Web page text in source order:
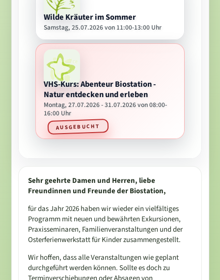
Wilde Kräuter im Sommer
Samstag, 25.07.2026 von 11:00-13:00 Uhr
VHS-Kurs: Abenteur Biostation -
Natur entdecken und erleben
Montag, 27.07.2026 - 31.07.2026 von 08:00-
16:00 Uhr
AUSGEBUCHT
Sehr geehrte Damen und Herren, liebe
Freundinnen und Freunde der Biostation,
für das Jahr 2026 haben wir wieder ein vielfältiges
Programm mit neuen und bewährten Exkursionen,
Praxisseminaren, Familienveranstaltungen und der
Osterferienwerkstatt für Kinder zusammengestellt.
Wir hoffen, dass alle Veranstaltungen wie geplant
durchgeführt werden können. Sollte es doch zu